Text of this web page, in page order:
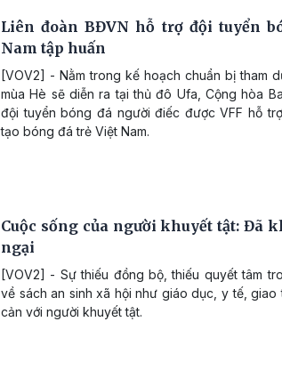
Liên đoàn BĐVN hỗ trợ đội tuyển
Nam tập huấn
[VOV2] - Nằm trong kế hoạch chuẩn bị tham
mùa Hè sẽ diễn ra tại thủ đô Ufa, Cộng hòa
đội tuyển bóng đá người điếc được VFF hỗ
tạo bóng đá trẻ Việt Nam.
Cuộc sống của người khuyết tật: Đã
ngại
[VOV2] - Sự thiếu đồng bộ, thiếu quyết tâm
về sách an sinh xã hội như giáo dục, y tế,
cản với người khuyết tật.